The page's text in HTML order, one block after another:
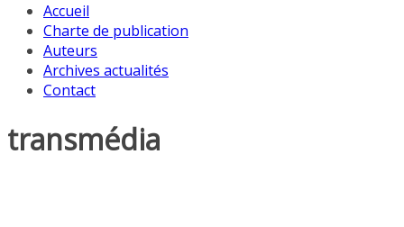
Accueil
Charte de publication
Auteurs
Archives actualités
Contact
transmédia